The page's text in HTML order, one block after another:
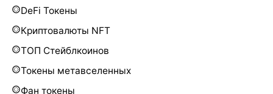
DeFi Токены
Криптовалюты NFT
ТОП Стейблкоинов
Токены метавселенных
Фан токены